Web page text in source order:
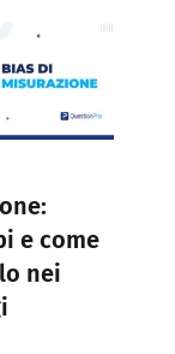
e come
nei